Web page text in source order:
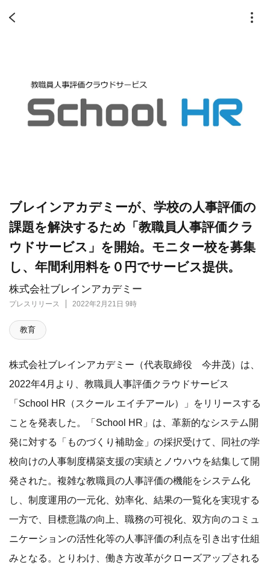
株式会社ブレインアカデミー
プレスリリース 2022年2月21日 9時
ブレインアカデミーが、学校の人事評価の
課題を解決するため「教職員人事評価クラ
ウドサービス」を開始。モニター校を募集
し、年間利用料を０円でサービス提供。
教育
株式会社ブレインアカデミー（代表取締役 今井茂）は、
2022年4月より、教職員人事評価クラウドサービス
「School HR（スクール エイチアール）」をリリースする
ことを発表した。「School HR」は、革新的なシステム開
発に対する「ものづくり補助金」の採択受けて、同社の学
校向けの人事制度構築支援の実績とノウハウを結集して開
発された。複雑な教職員の人事評価の機能をシステム化
し、制度運用の一元化、効率化、結果の一覧化を実現する
一方で、目標意識の向上、職務の可視化、双方向のコミュ
ニケーションの活性化等の人事評価の利点を引き出す仕組
みとなる。とりわけ、働き方改革がクローズアップされる